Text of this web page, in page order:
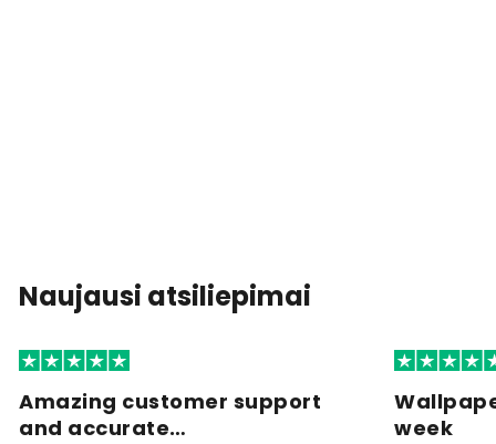
Naujausi atsiliepimai
Amazing customer support
and accurate…
week